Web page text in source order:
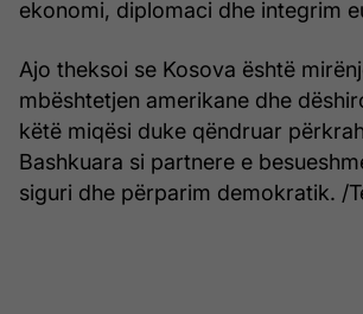
ekonomi, diplomaci dhe integrim
Ajo theksoi se Kosova është
mbështetjen amerikane dhe
këtë miqësi duke qëndruar
Bashkuara si partnere e
siguri dhe përparim demokratik. /